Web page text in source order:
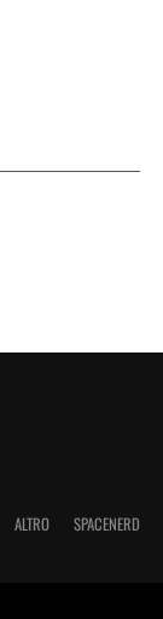
ALTRO SPACENERD